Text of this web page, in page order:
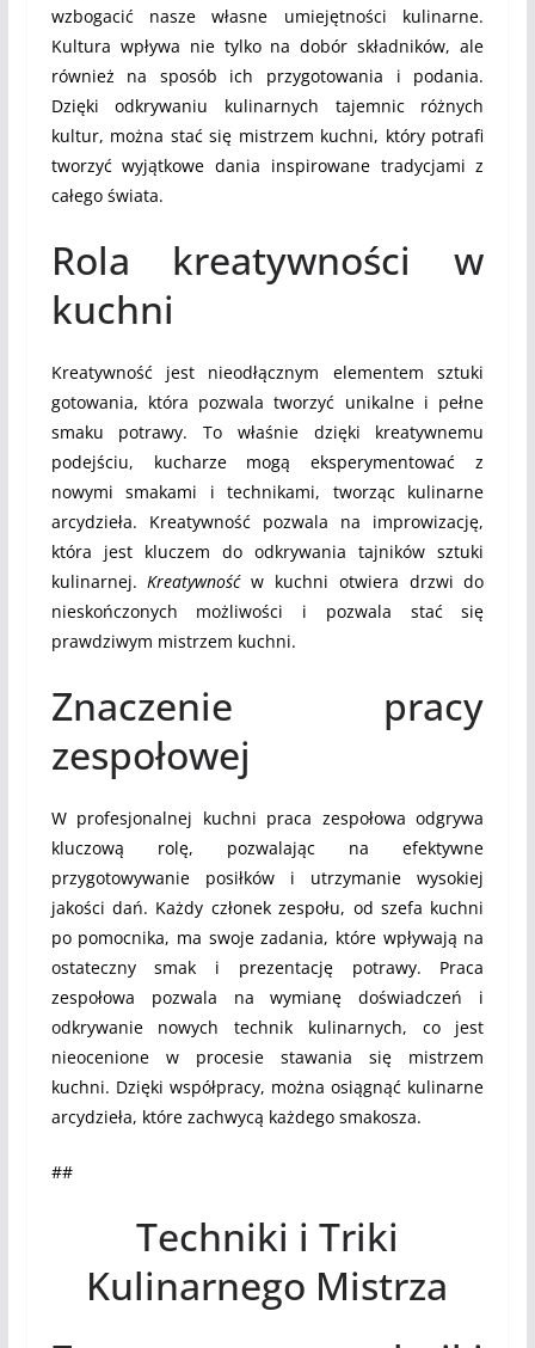
wzbogacić nasze własne umiejętności kulinarne.
Kultura wpływa nie tylko na dobór składników, ale
również na sposób ich przygotowania i podania.
Dzięki odkrywaniu kulinarnych tajemnic różnych
kultur, można stać się mistrzem kuchni, który potrafi
tworzyć wyjątkowe dania inspirowane tradycjami z
całego świata.
Rola kreatywności w
kuchni
Kreatywność jest nieodłącznym elementem sztuki
gotowania, która pozwala tworzyć unikalne i pełne
smaku potrawy. To właśnie dzięki kreatywnemu
podejściu, kucharze mogą eksperymentować z
nowymi smakami i technikami, tworząc kulinarne
arcydzieła. Kreatywność pozwala na improwizację,
która jest kluczem do odkrywania tajników sztuki
kulinarnej.Kreatywnośćw kuchni otwiera drzwi do
nieskończonych możliwości i pozwala stać się
prawdziwym mistrzem kuchni.
Znaczenie pracy
zespołowej
W profesjonalnej kuchni praca zespołowa odgrywa
kluczową rolę, pozwalając na efektywne
przygotowywanie posiłków i utrzymanie wysokiej
jakości dań. Każdy członek zespołu, od szefa kuchni
po pomocnika, ma swoje zadania, które wpływają na
ostateczny smak i prezentację potrawy. Praca
zespołowa pozwala na wymianę doświadczeń i
odkrywanie nowych technik kulinarnych, co jest
nieocenione w procesie stawania się mistrzem
kuchni. Dzięki współpracy, można osiągnąć kulinarne
arcydzieła, które zachwycą każdego smakosza.
##
Techniki i Triki
Kulinarnego Mistrza